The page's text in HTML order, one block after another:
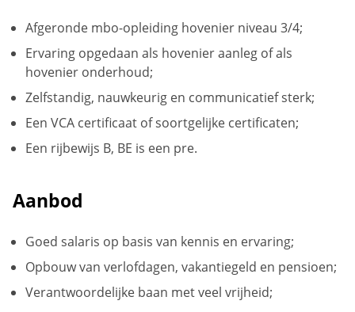
Afgeronde mbo-opleiding hovenier niveau 3/4;
Ervaring opgedaan als hovenier aanleg of als
hovenier onderhoud;
Zelfstandig, nauwkeurig en communicatief sterk;
Een VCA certificaat of soortgelijke certificaten;
Een rijbewijs B, BE is een pre.
Aanbod
Goed salaris op basis van kennis en ervaring;
Opbouw van verlofdagen, vakantiegeld en pensioen;
Verantwoordelijke baan met veel vrijheid;